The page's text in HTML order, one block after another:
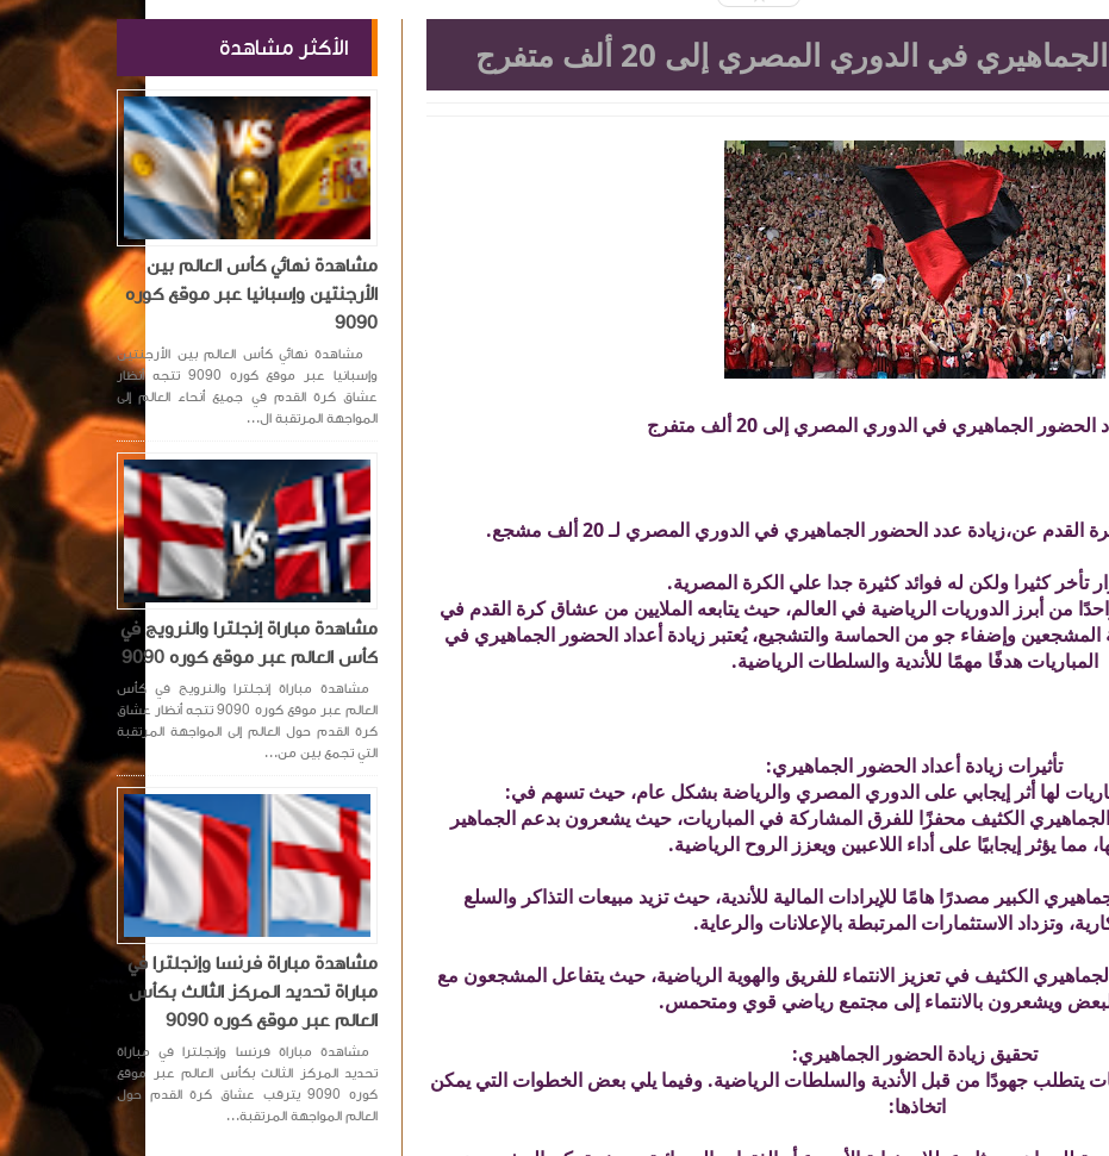
في الدوري المصري إلى 20 ألف متفرج
الحضور الجماهيري في الدوري المصري إلى 20 ألف متفرج
عن،زيادة عدد الحضور الجماهيري في الدوري المصري لـ 20 ألف مشجع.
تأخر كثيرا ولكن له فوائد كثيرة جدا علي الكرة المصرية.
من أبرز الدوريات الرياضية في العالم، حيث يتابعه الملايين من عشاق كرة القدم في
وإضفاء جو من الحماسة والتشجيع، يُعتبر زيادة أعداد الحضور الجماهيري في
المباريات هدفًا مهمًا للأندية والسلطات الرياضية.
تأثيرات زيادة أعداد الحضور الجماهيري:
لها أثر إيجابي على الدوري المصري والرياضة بشكل عام، حيث تسهم في:
الجماهيري الكثيف محفزًا للفرق المشاركة في المباريات، حيث يشعرون بدعم الجماهير
مما يؤثر إيجابيًا على أداء اللاعبين ويعزز الروح الرياضية.
الكبير مصدرًا هامًا للإيرادات المالية للأندية، حيث تزيد مبيعات التذاكر والسلع
وتزداد الاستثمارات المرتبطة بالإعلانات والرعاية.
الكثيف في تعزيز الانتماء للفريق والهوية الرياضية، حيث يتفاعل المشجعون مع
ويشعرون بالانتماء إلى مجتمع رياضي قوي ومتحمس.
تحقيق زيادة الحضور الجماهيري:
يتطلب جهودًا من قبل الأندية والسلطات الرياضية. وفيما يلي بعض الخطوات التي يمكن
اتخاذها:
الأكثر مشاهدة
مشاهدة نهائي كأس العالم بين
الأرجنتين وإسبانيا عبر موقع كوره
9090
مشاهدة نهائي كأس العالم بين الأرجنتين
وإسبانيا عبر موقع كوره 9090 تتجه أنظار
عشاق كرة القدم في جميع أنحاء العالم إلى
المواجهة المرتقبة ال...
مشاهدة مباراة إنجلترا والنرويج في
كأس العالم عبر موقع كوره 9090
مشاهدة مباراة إنجلترا والنرويج في كأس
العالم عبر موقع كوره 9090 تتجه أنظار عشاق
كرة القدم حول العالم إلى المواجهة المرتقبة
التي تجمع بين من...
مشاهدة مباراة فرنسا وإنجلترا في
مباراة تحديد المركز الثالث بكأس
العالم عبر موقع كوره 9090
مشاهدة مباراة فرنسا وإنجلترا في مباراة
تحديد المركز الثالث بكأس العالم عبر موقع
كوره 9090 يترقب عشاق كرة القدم حول
العالم المواجهة المرتقبة...